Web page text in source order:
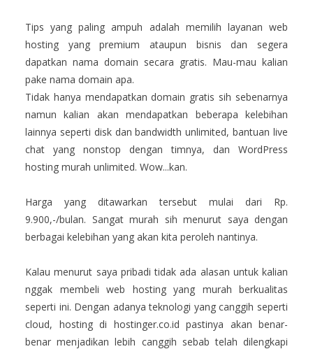
Tips yang paling ampuh adalah memilih layanan web
hosting yang premium ataupun bisnis dan segera
dapatkan nama domain secara gratis. Mau-mau kalian
pake nama domain apa.
Tidak hanya mendapatkan domain gratis sih sebenarnya
namun kalian akan mendapatkan beberapa kelebihan
lainnya seperti disk dan bandwidth unlimited, bantuan live
chat yang nonstop dengan timnya, dan WordPress
hosting murah unlimited. Wow...kan.
Harga yang ditawarkan tersebut mulai dari Rp.
9.900,-/bulan. Sangat murah sih menurut saya dengan
berbagai kelebihan yang akan kita peroleh nantinya.
Kalau menurut saya pribadi tidak ada alasan untuk kalian
nggak membeli web hosting yang murah berkualitas
seperti ini. Dengan adanya teknologi yang canggih seperti
cloud, hosting di hostinger.co.id pastinya akan benar-
benar menjadikan lebih canggih sebab telah dilengkapi